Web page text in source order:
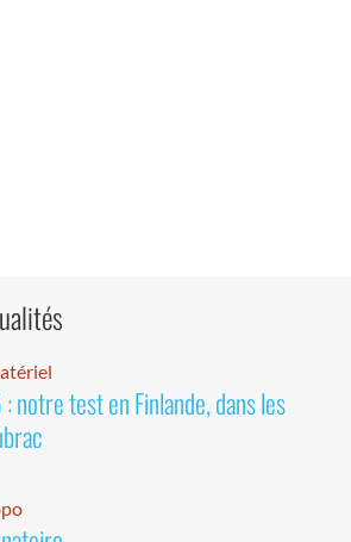
notre test en Finlande, dans les